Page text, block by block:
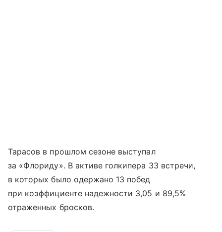
Тарасов в прошлом сезоне выступал
за «Флориду». В активе голкипера 33 встречи,
в которых было одержано 13 побед
при коэффициенте надежности 3,05 и 89,5%
отраженных бросков.